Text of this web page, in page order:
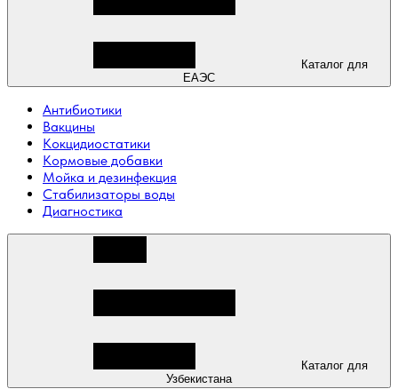
ЕАЭС
Антибиотики
Вакцины
Кокцидиостатики
Кормовые добавки
Мойка и дезинфекция
Стабилизаторы воды
Диагностика
Узбекистана